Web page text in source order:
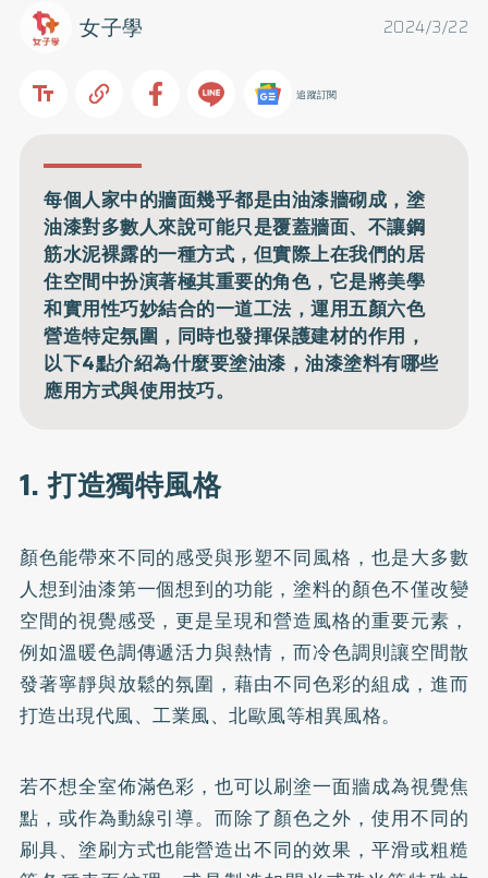
2024/3/22
女子學
追蹤訂閱
每個人家中的牆面幾乎都是由油漆牆砌成，塗
油漆對多數人來說可能只是覆蓋牆面、不讓鋼
筋水泥裸露的一種方式，但實際上在我們的居
住空間中扮演著極其重要的角色，它是將美學
和實用性巧妙結合的一道工法，運用五顏六色
營造特定氛圍，同時也發揮保護建材的作用，
以下4點介紹為什麼要塗油漆，油漆塗料有哪些
應用方式與使用技巧。
1. 打造獨特風格
顏色能帶來不同的感受與形塑不同風格，也是大多數
人想到油漆第一個想到的功能，塗料的顏色不僅改變
空間的視覺感受，更是呈現和營造風格的重要元素，
例如溫暖色調傳遞活力與熱情，而冷色調則讓空間散
發著寧靜與放鬆的氛圍，藉由不同色彩的組成，進而
打造出現代風、工業風、北歐風等相異風格。
若不想全室佈滿色彩，也可以刷塗一面牆成為視覺焦
點，或作為動線引導。而除了顏色之外，使用不同的
刷具、塗刷方式也能營造出不同的效果，平滑或粗糙